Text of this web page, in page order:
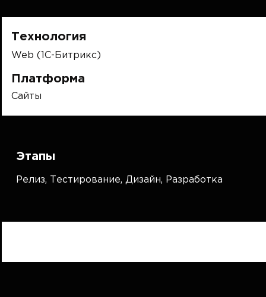
Технология
Web (1C-Битрикс)
Платформа
Сайты
Этапы
Релиз, Тестирование,Дизайн, Разработка